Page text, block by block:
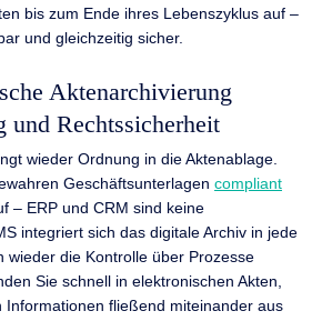
bis zum Ende ihres Lebenszyklus auf –
und gleichzeitig sicher.
Aktenarchivierung
und Rechtssicherheit
wieder Ordnung in die Aktenablage.
Geschäftsunterlagen compliant
– ERP und CRM sind keine
integriert sich das digitale Archiv in jede
wieder die Kontrolle über Prozesse
Sie schnell in elektronischen Akten,
Informationen fließend miteinander aus